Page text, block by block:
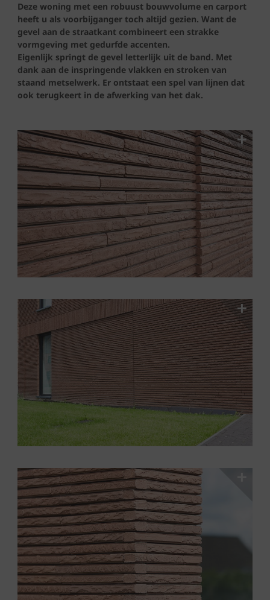
Deze woning met een robuust bouwvolume en carport
heeft u als voorbijganger toch altijd gezien. Want de
gevel aan de straatkant combineert een strakke
vormgeving met gedurfde accenten.
Eigenlijk springt de gevel letterlijk uit de band. Met
dank aan de inspringende vlakken en stroken van
staand metselwerk. Er ontstaat een spel van lijnen dat
ook terugkeert in de afwerking van het dak.